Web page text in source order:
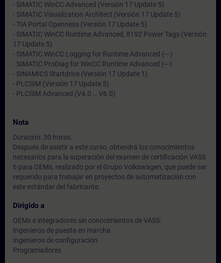
- SIMATIC WinCC Advanced (Versión 17 Update 5)
- SIMATIC Visualization Architect (Versión 17 Update 5)
- TIA Portal Openness (Versión 17 Update 5)
- SIMATIC WinCC Runtime Advanced, 8192 Power Tags (Versión
17 Update 5)
- SIMATIC WinCC Logging for Runtime Advanced (---)
- SIMATIC ProDiag for WinCC Runtime Advanced (---)
- SINAMICS Startdrive (Versión 17 Update 1)
- PLCSIM (Versión 17 Update 5)
- PLCSIM Advanced (V4.0 … V6.0)
Nota
Duración: 30 horas.
Después de asistir a este curso, obtendrá los conocimientos
necesarios para la superación del examen de certificación VASS
6 para OEMs, realizado por el Grupo Volkswagen, que puede ser
requerido para trabajar en proyectos de automatización con
este estándar del fabricante.
Dirigido a
OEMs e integradores sin conocimientos de VASS:
Ingenieros de puesta en marcha
Ingenieros de configuración
Programadores